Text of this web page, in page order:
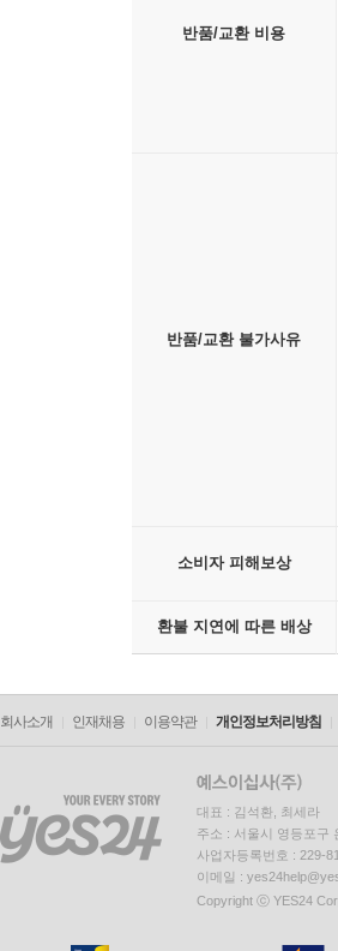
반품/교환 비용
반품/교환 불가사유
소비자 피해보상
환불 지연에 따른 배상
회사소개 인재채용 이용약관 개인정보처리방침
대표 : 김석환, 최세라
주소 : 서울시 영등포구
사업자등록번호 : 229-
이메일 :
Copyright ⓒ YES24